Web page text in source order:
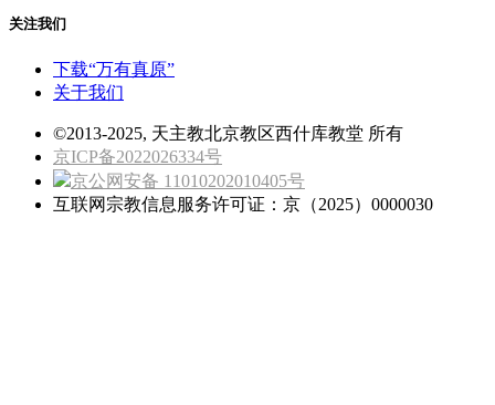
关注我们
下载“万有真原”
关于我们
©2013-2025, 天主教北京教区西什库教堂 所有
京ICP备2022026334号
京公网安备 11010202010405号
互联网宗教信息服务许可证：京（2025）0000030